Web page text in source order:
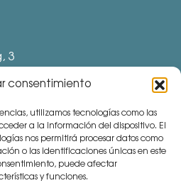
consentimiento
utilizamos tecnologías como las
a la información del dispositivo. El
nos permitirá procesar datos como
o las identificaciones únicas en este
puede afectar
y funciones.
3